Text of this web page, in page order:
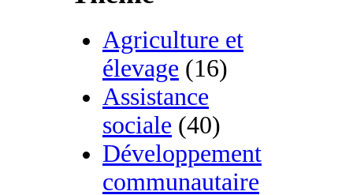
Agriculture et
élevage (16)
Assistance
sociale (40)
Développement
communautaire